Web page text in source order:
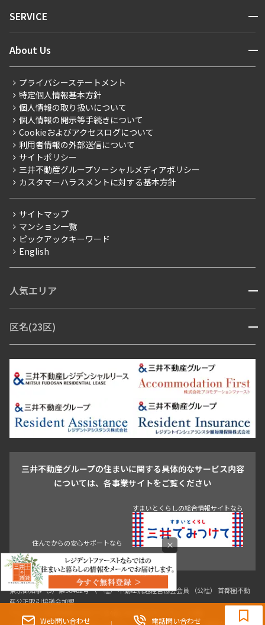
Web問い合わせ 電話問い合わせ
0120-528-321
9:30~18:00（水曜定休）
新着情報から探す
新着募集情報
こだわりから探す
こだわり一覧
プレミアムマンション
新築
当社限定（港区・渋谷区）
当社限定（港区・渋谷区以外）
三井不動産企画
賃料改定
フリーレント
ペット可
ブランドマンション
マンションレポート
住まいのコラム
SERVICE 開閉
会員ページ
ご入居・提携サービス
お部屋探しからご契約まで
よくあるご質問
社宅紹介
【仲介会社様向け】当社仲介事業部取り扱い物件入居申込
About Us 開閉
会社情報
事業案内
採用情報
ニュースリリース
お問い合わせ
プライバシーステートメント
特定個人情報基本方針
個人情報の取り扱いについて
個人情報の開示等手続きについて
Cookieおよびアクセスログについて
利用者情報の外部送信について
サイトポリシー
三井不動産グループソーシャルメディアポリシー
カスタマーハラスメントに対する基本方針
サイトマップ
マンション一覧
ピックアックキーワード
English
人気エリア 開閉
青山・表参道・原宿
市ヶ谷・神楽坂・飯田橋
三田・芝・浜松町
芝浦・汐留・品川
月島・勝どき・豊洲
本郷・春日・小石川
目白・高田馬場・早稲田
池尻大橋・三軒茶屋
祐天寺・学芸大学・自由が丘
駒沢・用賀・二子玉川
成城・砧
池袋・板橋・王子
青山 渋谷 東京・大手町 新宿 品川
目黒・中目黒
区名(23区) 開閉
江東区 台東区 墨田区
中野区
豊島区
杉並区 板橋区 練馬区 荒川区
足立区
葛飾区
江戸川区
三井不動産グループの住まいに関する具体的なサービス内容
については、各事業サイトをご覧ください
すまいとくらしの総合情報サイトなら
東京都知事（3）第96482号 （一社） 不動産流通経営協会会員 （公社） 首都圏不動
産公正取引協議会加盟
×